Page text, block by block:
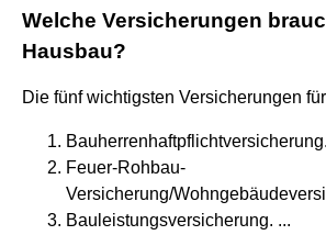
Welche Versicherungen
Hausbau?
Die fünf wichtigsten Versicherungen
Feuer-Rohbau-
Versicherung/
Bauleistungsversicherung. ...